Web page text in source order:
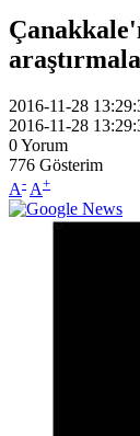
2016-11-28
2016-11-28
0Yorum
776 Gösterim
A- A+